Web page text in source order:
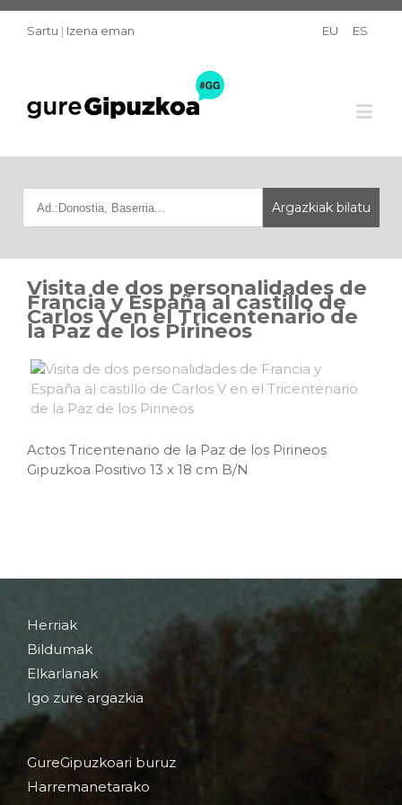
Sartu | Izena eman EU ES
Visita de dos personalidades de
Francia y España al castillo de
Carlos V en el Tricentenario de
la Paz de los Pirineos
Actos Tricentenario de la Paz de los Pirineos
Gipuzkoa Positivo 13 x 18 cm B/N
Herriak
Bildumak
Elkarlanak
Igo zure argazkia
GureGipuzkoari buruz
Harremanetarako